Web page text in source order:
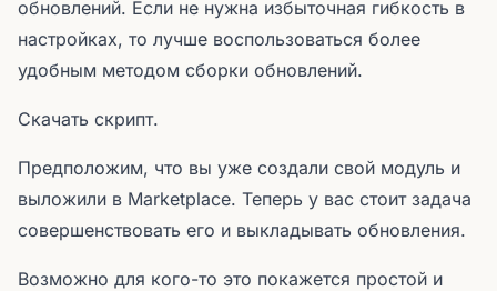
обновлений. Если не нужна избыточная гибкость в
настройках, то лучше воспользоваться более
удобным методом сборки обновлений.
Скачать скрипт.
Предположим, что вы уже создали свой модуль и
выложили в Marketplace. Теперь у вас стоит задача
совершенствовать его и выкладывать обновления.
Возможно для кого-то это покажется простой и